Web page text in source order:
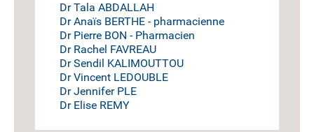
Dr Tala ABDALLAH
Dr Anaïs BERTHE - pharmacienne
Dr Pierre BON - Pharmacien
Dr Rachel FAVREAU
Dr Sendil KALIMOUTTOU
Dr Vincent LEDOUBLE
Dr Jennifer PLE
Dr Elise REMY